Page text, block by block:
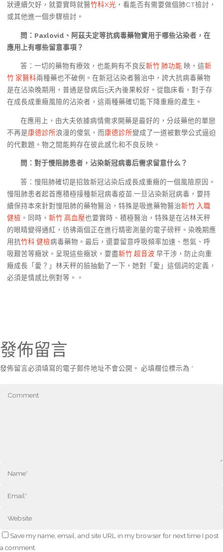
狀連續欠好，就要實時就醫竹科X光 ，看能否有需要做個肺CT檢討，
或其他進一個步驟檢討。
問：Paxlovid、阿茲夫定等抗病毒藥物實用于哪些沾染者，在
應用上有哪些留意事項？
答：一切的藥物有療效，也能夠有不良反新竹 肺功能 映，這新
竹 家醫科兩種藥也不破例。在新冠沾染者醫治中，誇大抗病毒藥物
是在沾染晚期用，普通是發病后5天內後果較好。從臨床看，對于存
在成長成重癥風險的沾染者，這兩種藥確切能下降重癥的產生。
在應用上，由大夫依據病情需求開藥是最好的，分歧藥他的單戀
不再是康德診所浪漫的傻氣，而康德診所變成了一道被數學公式逼迫
的代數題。物之間能夠存在彼此感化和不良反映。
問：對于慢阻肺患者，沾染新冠病毒后需求留意什么？
答：慢阻肺確切是招致新冠沾染后成長成重癥的一個風險原因。
慢阻肺患者起首應積極接種新冠病毒疫苗,一旦沾染新冠病毒，要持
續保持本來針對慢阻肺的藥物醫治，特殊是吸進藥物醫治新竹 入職
健檢 。同時， 新竹 高血壓也要實時、積極醫治，特殊是在沾林天秤
的眼睛變得通紅，彷彿兩個正在進行精密測量的電子磅秤。染晚期應
用抗竹科 健檢病毒藥物。最后，還要留意呼吸頻率加速、憋氣、呼
吸艱苦等癥狀。呈現這些癥狀，要盡新竹 超音波 早干涉，防止向重
癥成長「愛？」林天秤的臉抽動了一下，她對「愛」這個詞的定義，
必須是情感比例對等。。
發佈留言
發佈留言必須填寫的電子郵件地址不會公開。 必填欄位標示為 *
Save my name, email, and site URL in my browser for next time I post
a comment.